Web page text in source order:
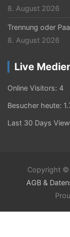
8. August 2026
Trennung oder
8. August 2026
Live
Online Visitors: 4
Besucher heute:
Last 30 Days
Copyright
AGB &